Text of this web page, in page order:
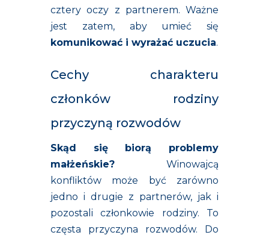
cztery oczy z partnerem. Ważne
jest zatem, aby umieć się
komunikować i wyrażać uczucia.
Cechy charakteru
członków rodziny
przyczyną rozwodów
Skąd się biorą problemy
małżeńskie? Winowajcą
konfliktów może być zarówno
jedno i drugie z partnerów, jak i
pozostali członkowie rodziny. To
częsta przyczyna rozwodów. Do